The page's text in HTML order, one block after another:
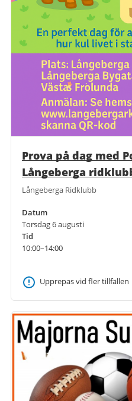
Prova på dag med
Långeberga
Långeberga Ridklubb
Datum
Torsdag 6 augusti
Tid
10:00–14:00
Upprepas vid fler tillfällen